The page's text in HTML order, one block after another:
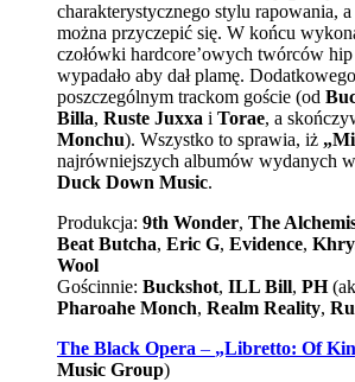
charakterystycznego stylu rapowania,
można przyczepić się. W końcu
czołówki hardcore’owych twórców
wypadało aby dał plamę.
poszczególnym trackom goście (od
Billa, Ruste Juxxa i Torae, a
Monchu). Wszystko to sprawia, iż
najrówniejszych albumów wydanych
Duck Down Music.
Produkcja: 9th Wonder, The
Beat Butcha, Eric G, Evidence,
Wool
Gościnnie: Buckshot, ILL Bill, PH
Pharoahe Monch, Realm Reality,
The Black Opera – „Libretto: Of
Music Group)